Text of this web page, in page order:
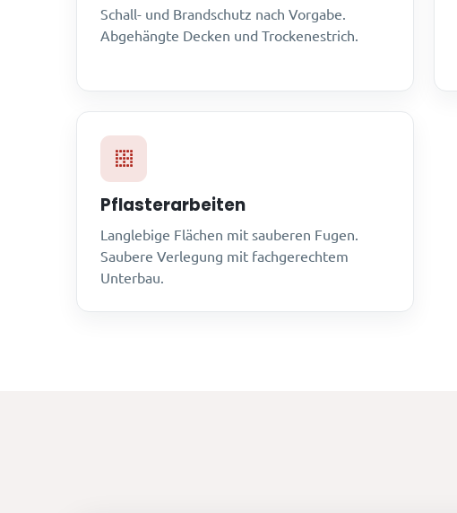
Schall- und Brandschutz nach Vorgabe.
Abgehängte Decken und Trockenestrich.
Pflasterarbeiten
Langlebige Flächen mit sauberen Fugen.
Saubere Verlegung mit fachgerechtem
Unterbau.